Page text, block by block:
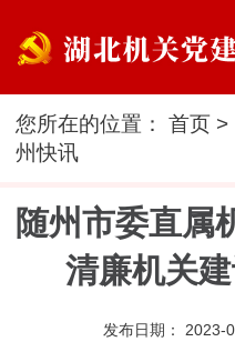
您所在的位置：首页
州快讯
随州市委直属
清廉机关
发布日期： 2023-